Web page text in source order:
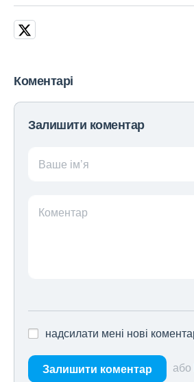
Коментарі
Залишити коментар
Ваше ім’я
Коментар
надсилати мені нові
Залишити коментар або